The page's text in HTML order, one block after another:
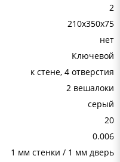
2
210x350x75
нет
Ключевой
к стене, 4 отверстия
2 вешалоки
серый
20
0.006
1 мм стенки / 1 мм дверь